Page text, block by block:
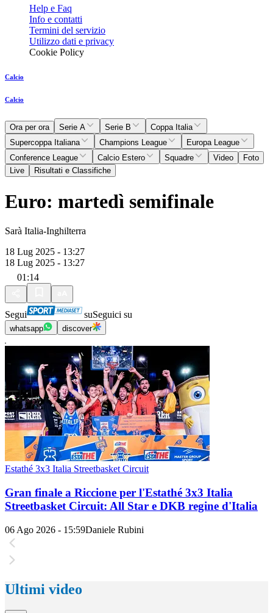
Help e Faq
Info e contatti
Termini del servizio
Utilizzo dati e privacy
Cookie Policy
Calcio
Calcio
Ora per ora Serie A Serie B
Coppa Italia
Supercoppa Italiana
Champions League
Europa League
Conference League
Calcio Estero Squadre Video
Foto
Live
Risultati e Classifiche
Euro: martedì semifinale
Sarà Italia-Inghilterra
18 Lug 2025 - 13:27
18 Lug 2025 - 13:27
01:14
Segui suSeguici su
whatsapp discover
Estathé 3x3 Italia Streetbasket Circuit
Gran finale a Riccione per l'Estathé 3x3 Italia
Streetbasket Circuit: All Star e DKB regine d'Italia
06 Ago 2026 - 15:59Daniele Rubini
Ultimi video